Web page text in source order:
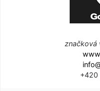
značková
+420